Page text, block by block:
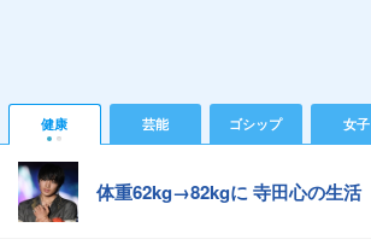
健康 芸能 ゴシップ 女子
体重62kg→82kgに 寺田心の生活